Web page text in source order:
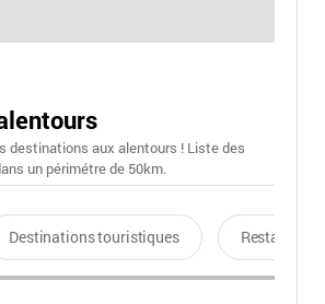
destinations aux alentours ! Liste des
un périmétre de 50km.
Destinations touristiques Restaurants